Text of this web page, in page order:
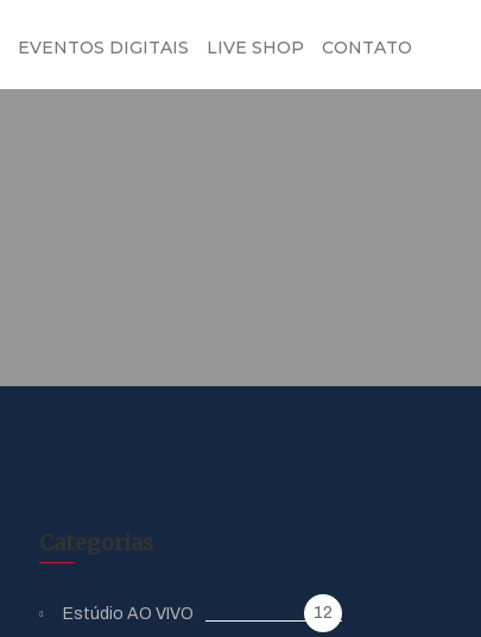
EVENTOS DIGITAIS LIVE SHOP CONTATO
Categorias
Estúdio AO VIVO 12